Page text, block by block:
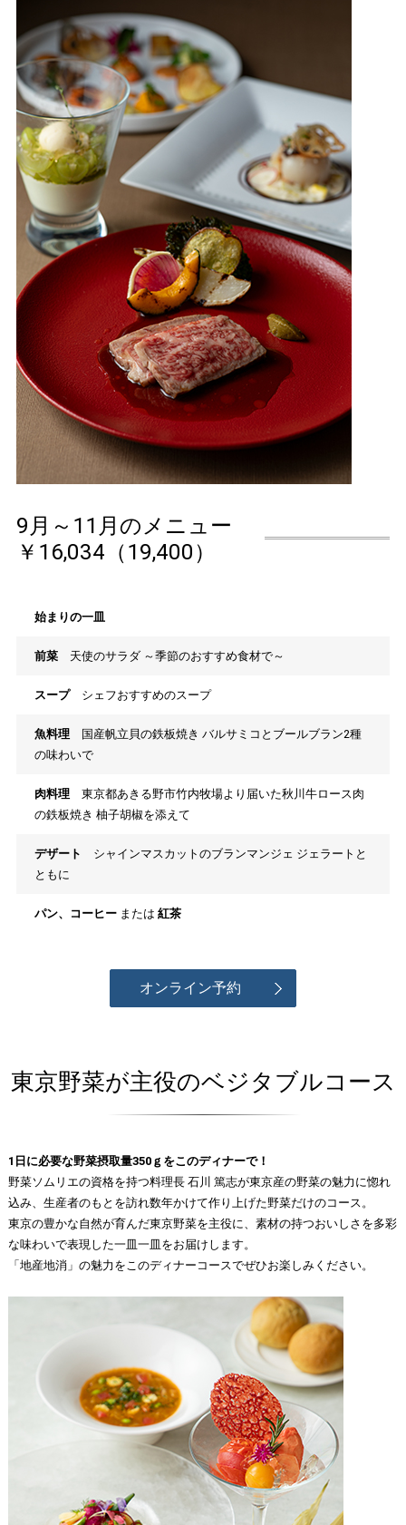
9月～11月のメニュー
￥16,034（19,400）
始まりの一皿
前菜 天使のサラダ ～季節のおすすめ食材で～
スープ シェフおすすめのスープ
魚料理
国産帆立貝の鉄板焼き バルサミコとブールブラン2種
の味わいで
肉料理 東京都あきる野市竹内牧場より届いた秋川牛ロース肉
の鉄板焼き 柚子胡椒を添えて
デザート シャインマスカットのブランマンジェ ジェラートと
ともに
パン、コーヒー または 紅茶
オンライン予約
東京野菜が主役のベジタブルコース
1日に必要な野菜摂取量350ｇをこのディナーで！
野菜ソムリエの資格を持つ料理長 石川 篤志が東京産の野菜の魅力に惚れ
込み、生産者のもとを訪れ数年かけて作り上げた野菜だけのコース。
東京の豊かな自然が育んだ東京野菜を主役に、素材の持つおいしさを多彩
な味わいで表現した一皿一皿をお届けします。
「地産地消」の魅力をこのディナーコースでぜひお楽しみください。